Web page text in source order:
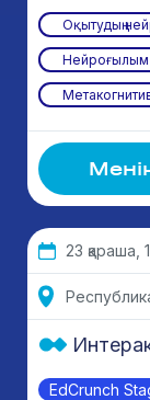
Оқытудың
Нейроғылым
23 қараша,
EdCrunch